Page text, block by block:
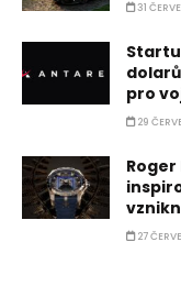
31
pro
29
27